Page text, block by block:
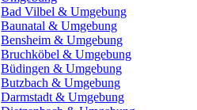
Bad Vilbel & Umgebung
Baunatal & Umgebung
Bensheim & Umgebung
Bruchköbel & Umgebung
Büdingen & Umgebung
Butzbach & Umgebung
Darmstadt & Umgebung